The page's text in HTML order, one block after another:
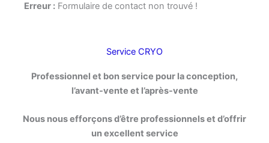
Erreur : Formulaire de contact non trouvé !
Service CRYO
Professionnel et bon service pour la conception,
l’avant-vente et l’après-vente
Nous nous efforçons d’être professionnels et d’offrir
un excellent service